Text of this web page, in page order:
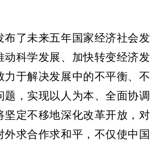
了未来五年国家经济社会发
动科学发展、加快转变经济发
力于解决发展中的不平衡、不
，实现以人为本、全面协调
坚定不移地深化改革开放，对
外求合作求和平，不仅使中国